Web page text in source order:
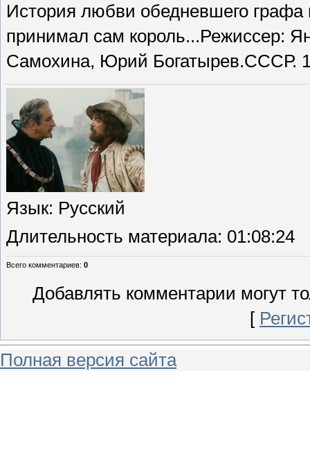
История любви обедневшего
принимал сам король...Режиссер:
Самохина, Юрий Богатырев.СССР.
Язык: Русский
Длительность материала: 01:08:24
Всего комментариев: 0
Добавлять комментарии могут
[
Полная версия сайта